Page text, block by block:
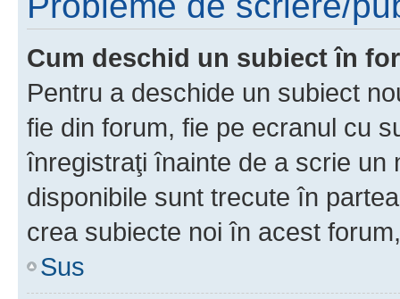
Cum deschid un subiect în
Pentru a deschide un subiect
fie din forum, fie pe ecranul cu
înregistraţi înainte de a scrie un
disponibile sunt trecute în
crea subiecte noi în acest
Sus